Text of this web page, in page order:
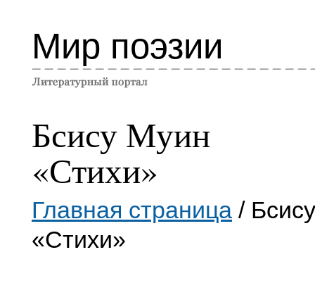
Мир поэзии
Бсису Муин
«Стихи»
Главная страница /
«Стихи»